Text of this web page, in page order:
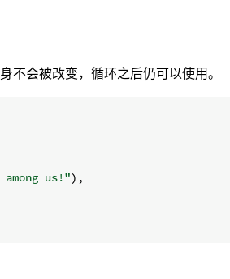
不会被改变，循环之后仍可以使用。
us!") ,